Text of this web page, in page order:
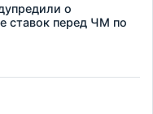
о
ставок перед ЧМ по